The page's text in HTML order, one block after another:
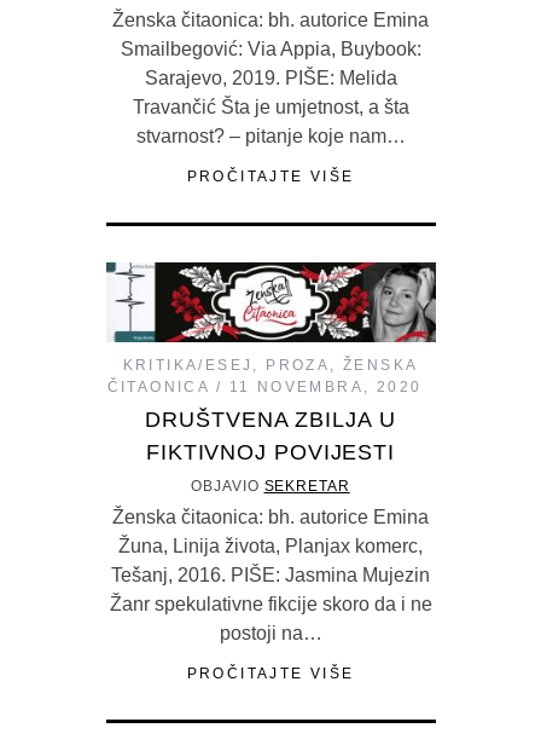
Ženska čitaonica: bh. autorice Emina
Smailbegović: Via Appia, Buybook:
Sarajevo, 2019. PIŠE: Melida
Travančić Šta je umjetnost, a šta
stvarnost? – pitanje koje nam…
PROČITAJTE VIŠE
KRITIKA/ESEJ PROZA
ŽENSKA
ČITAONICA
11 NOVEMBRA, 2020
DRUŠTVENA ZBILJA U
FIKTIVNOJ POVIJESTI
OBJAVIO SEKRETAR
Ženska čitaonica: bh. autorice Emina
Žuna, Linija života, Planjax komerc,
Tešanj, 2016. PIŠE: Jasmina Mujezin
Žanr spekulativne fikcije skoro da i ne
postoji na…
PROČITAJTE VIŠE